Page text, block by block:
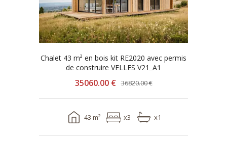
Chalet 43 m² en bois kit RE2020 avec permis
de construire VELLES V21_A1
35060.00 € 36820.00 €
43 m² x3 x1